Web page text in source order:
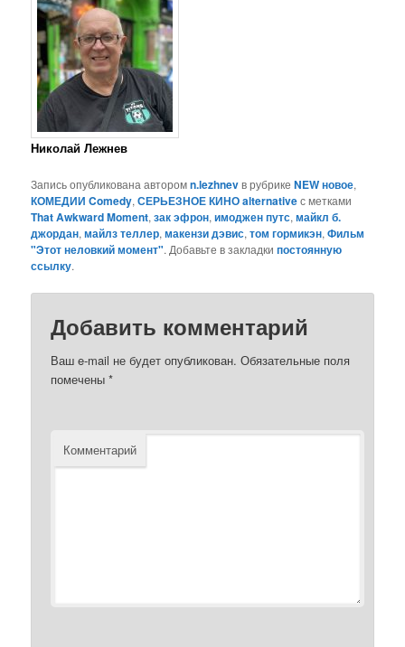
Николай Лежнев
Запись опубликована авторомn.lezhnevв рубрикеNEW новое,
КОМЕДИИ Comedy,СЕРЬЕЗНОЕ КИНО alternativeс метками
That Awkward Moment,зак эфрон,имоджен путс,майкл б.
джордан,майлз теллер,макензи дэвис,том гормикэн,Фильм
"Этот неловкий момент". Добавьте в закладкипостоянную
ссылку.
Добавить комментарий
Ваш e-mail не будет опубликован. Обязательные поля
помечены*
Комментарий